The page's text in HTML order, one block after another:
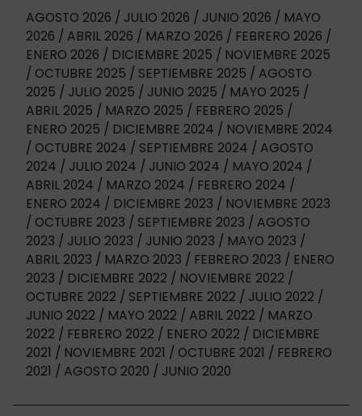
AGOSTO 2026 JULIO 2026 JUNIO 2026
MAYO
2026
ABRIL 2026 MARZO 2026
FEBRERO 2026
ENERO 2026
DICIEMBRE 2025
NOVIEMBRE 2025
OCTUBRE 2025
SEPTIEMBRE 2025
AGOSTO
2025
JULIO 2025 JUNIO 2025
MAYO 2025
ABRIL 2025
MARZO 2025
FEBRERO 2025
ENERO 2025
DICIEMBRE 2024
NOVIEMBRE 2024
OCTUBRE 2024
SEPTIEMBRE 2024
AGOSTO
2024
JULIO 2024 JUNIO 2024
MAYO 2024
ABRIL 2024
MARZO 2024
FEBRERO 2024
ENERO 2024
DICIEMBRE 2023
NOVIEMBRE 2023
OCTUBRE 2023
SEPTIEMBRE 2023
AGOSTO
2023
JULIO 2023 JUNIO 2023
MAYO 2023
ABRIL 2023
MARZO 2023 FEBRERO 2023
ENERO
2023
DICIEMBRE 2022
NOVIEMBRE 2022
OCTUBRE 2022
SEPTIEMBRE 2022
JULIO 2022
JUNIO 2022
MAYO 2022 ABRIL 2022
MARZO
2022
FEBRERO 2022 ENERO 2022
DICIEMBRE
2021
NOVIEMBRE 2021 OCTUBRE 2021
FEBRERO
2021
AGOSTO 2020 JUNIO 2020